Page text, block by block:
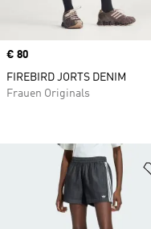
Price
€ 80
FIREBIRD JORTS DENIM
Frauen Originals